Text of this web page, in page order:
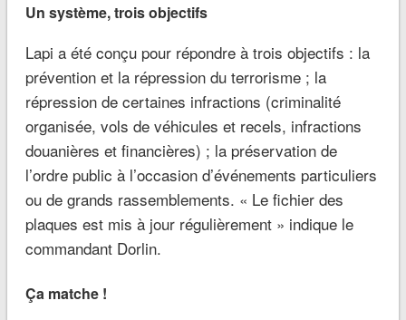
Un système, trois objectifs
Lapi a été conçu pour répondre à trois objectifs : la
prévention et la répression du terrorisme ; la
répression de certaines infractions (criminalité
organisée, vols de véhicules et recels, infractions
douanières et financières) ; la préservation de
l’ordre public à l’occasion d’événements particuliers
ou de grands rassemblements. « Le fichier des
plaques est mis à jour régulièrement » indique le
commandant Dorlin.
Ça matche !